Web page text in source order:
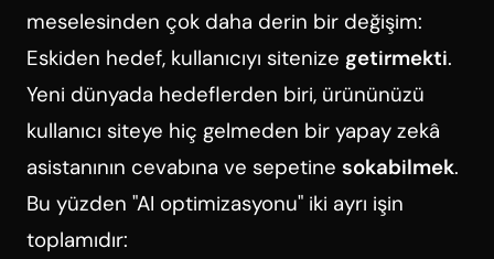
meselesinden çok daha derin bir değişim:
Eskiden hedef, kullanıcıyı sitenize getirmekti.
Yeni dünyada hedeflerden biri, ürününüzü
kullanıcı siteye hiç gelmeden bir yapay zekâ
asistanının cevabına ve sepetine sokabilmek.
Bu yüzden "AI optimizasyonu" iki ayrı işin
toplamıdır: